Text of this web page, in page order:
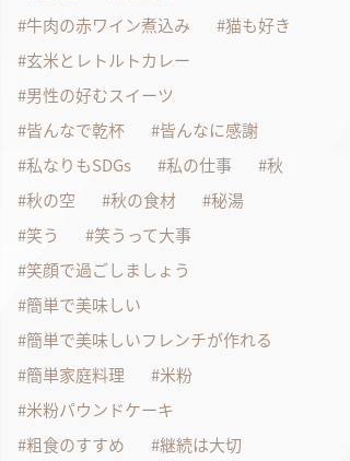
牛肉の赤ワイン煮込み
猫も好き
玄米とレトルトカレー
男性の好むスイーツ
皆んなで乾杯
皆んなに感謝
私なりもSDGs
私の仕事
秋
秋の空
秋の食材
秘湯
笑う
笑うって大事
笑顔で過ごしましょう
簡単で美味しい
簡単で美味しいフレンチが作れる
簡単家庭料理
米粉
米粉パウンドケーキ
粗食のすすめ
継続は大切